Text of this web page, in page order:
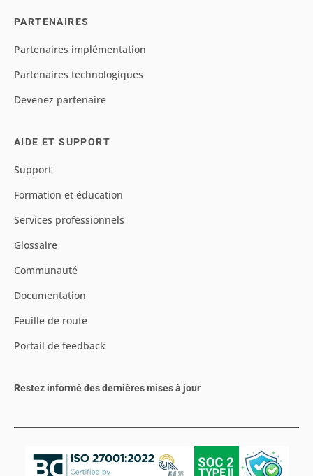
PARTENAIRES
Partenaires implémentation
Partenaires technologiques
Devenez partenaire
AIDE ET SUPPORT
Support
Formation et éducation
Services professionnels
Glossaire
Communauté
Documentation
Feuille de route
Portail de feedback
Restez informé des dernières mises à jour